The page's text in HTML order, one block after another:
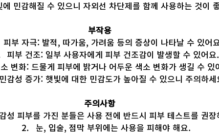
에 민감해질 수 있으니 자외선 차단제를 함께 사용하는 것이
부작용
피부 자극: 발적, 따가움, 가려움 등의 증상이 나타날 수 있어
피부 건조: 일부 사용자에게 피부 건조감이 발생할 수 있어요.
변화: 드물게 피부에 밝거나 어두운 색소 변화가 생길 수 있
민감성 증가: 햇빛에 대한 민감도가 높아질 수 있으니 주의하세
주의사항
성 피부를 가진 분들은 사용 전에 반드시 피부 테스트를 권장
눈, 입술, 점막 부위에는 사용을 피해야 해요.